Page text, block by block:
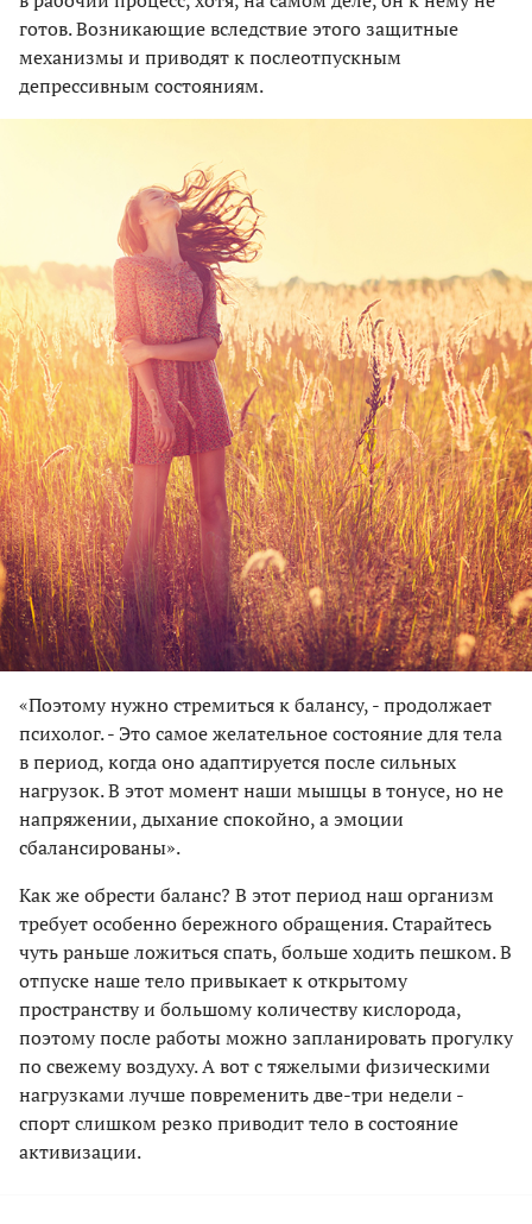
готов. Возникающие вследствие этого защитные
механизмы и приводят к послеотпускным
депрессивным состояниям.
«Поэтому нужно стремиться к балансу, - продолжает
психолог. - Это самое желательное состояние для тела
в период, когда оно адаптируется после сильных
нагрузок. В этот момент наши мышцы в тонусе, но не
напряжении, дыхание спокойно, а эмоции
сбалансированы».
Как же обрести баланс? В этот период наш организм
требует особенно бережного обращения. Старайтесь
чуть раньше ложиться спать, больше ходить пешком. В
отпуске наше тело привыкает к открытому
пространству и большому количеству кислорода,
поэтому после работы можно запланировать прогулку
по свежему воздуху. А вот с тяжелыми физическими
нагрузками лучше повременить две-три недели -
спорт слишком резко приводит тело в состояние
активизации.